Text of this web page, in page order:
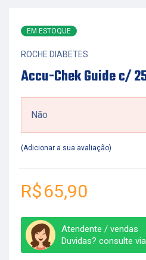
EM ESTOQUE
ROCHE DIABETES
Accu-Chek Guide c/
Não
Adicionar a sua avaliação
R$65,90
Atendente / vendas
Duvidas? consulte